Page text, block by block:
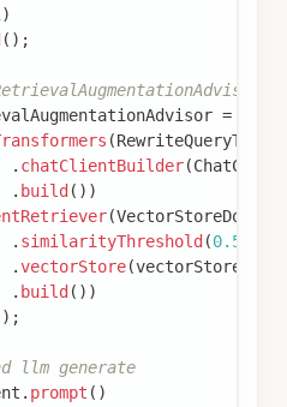
)
( ) ;
=
(
. chatClientBuilder(
. build ( ) )
(
. similarityThreshold (0.50
.vectorStore(vectorStore
. build ( ) )
) ;
llm generate
. prompt ( )